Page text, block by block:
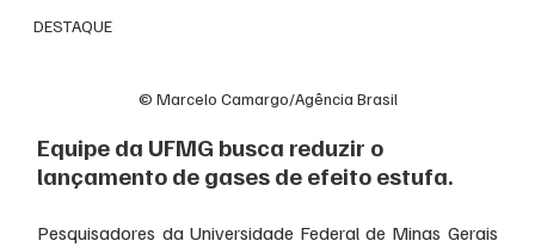
DESTAQUE
© Marcelo Camargo/Agência Brasil
Equipe da UFMG busca reduzir o
lançamento de gases de efeito estufa.
Pesquisadores da Universidade Federal de Minas Gerais